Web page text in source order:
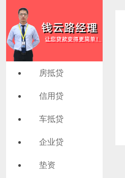
房抵贷
信用贷
车抵贷
企业贷
垫资